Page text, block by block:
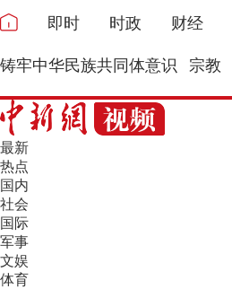
即时 时政 财经
铸牢中华民族共同体意识 宗教
最新
热点
国内
社会
国际
军事
文娱
体育